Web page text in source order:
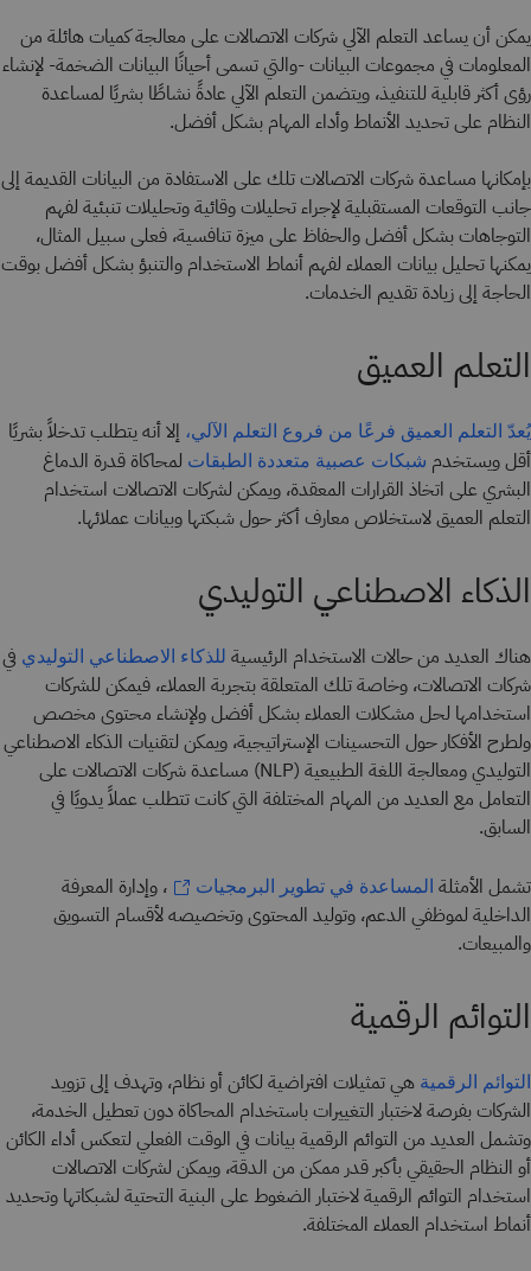
يمكن أن يساعد التعلم الآلي شركات الاتصالات على معالجة كميات هائلة من
المعلومات في مجموعات البيانات -والتي تسمى أحيانًا البيانات الضخمة- لإنشاء
رؤى أكثر قابلية للتنفيذ، ويتضمن التعلم الآلي عادةً نشاطًا بشريًا لمساعدة
النظام على تحديد الأنماط وأداء المهام بشكل أفضل.
بإمكانها مساعدة شركات الاتصالات تلك على الاستفادة من البيانات القديمة إلى
جانب التوقعات المستقبلية لإجراء تحليلات وقائية وتحليلات تنبئية لفهم
التوجاهات بشكل أفضل والحفاظ على ميزة تنافسية، فعلى سبيل المثال،
يمكنها تحليل بيانات العملاء لفهم أنماط الاستخدام والتنبؤ بشكل أفضل بوقت
الحاجة إلى زيادة تقديم الخدمات.
التعلم العميق
يُعدّ التعلم العميق فرعًا من فروع التعلم الآلي، إلا أنه يتطلب تدخلاً بشريًا
أقل ويستخدم شبكات عصبية متعددة الطبقات لمحاكاة قدرة الدماغ
البشري على اتخاذ القرارات المعقدة، ويمكن لشركات الاتصالات استخدام
التعلم العميق لاستخلاص معارف أكثر حول شبكتها وبيانات عملائها.
الذكاء الاصطناعي التوليدي
هناك العديد من حالات الاستخدام الرئيسية للذكاء الاصطناعي التوليدي في
شركات الاتصالات، وخاصة تلك المتعلقة بتجربة العملاء، فيمكن للشركات
استخدامها لحل مشكلات العملاء بشكل أفضل ولإنشاء محتوى مخصص
ولطرح الأفكار حول التحسينات الإستراتيجية، ويمكن لتقنيات الذكاء الاصطناعي
التوليدي ومعالجة اللغة الطبيعية (NLP) مساعدة شركات الاتصالات على
التعامل مع العديد من المهام المختلفة التي كانت تتطلب عملاً يدويًا في
السابق.
تشمل الأمثلة المساعدة في تطوير البرمجيات
، وإدارة المعرفة
الداخلية لموظفي الدعم، وتوليد المحتوى وتخصيصه لأقسام التسويق
والمبيعات.
التوائم الرقمية
التوائم الرقمية هي تمثيلات افتراضية لكائن أو نظام، وتهدف إلى تزويد
الشركات بفرصة لاختبار التغييرات باستخدام المحاكاة دون تعطيل الخدمة،
وتشمل العديد من التوائم الرقمية بيانات في الوقت الفعلي لتعكس أداء الكائن
أو النظام الحقيقي بأكبر قدر ممكن من الدقة، ويمكن لشركات الاتصالات
استخدام التوائم الرقمية لاختبار الضغوط على البنية التحتية لشبكاتها وتحديد
أنماط استخدام العملاء المختلفة.